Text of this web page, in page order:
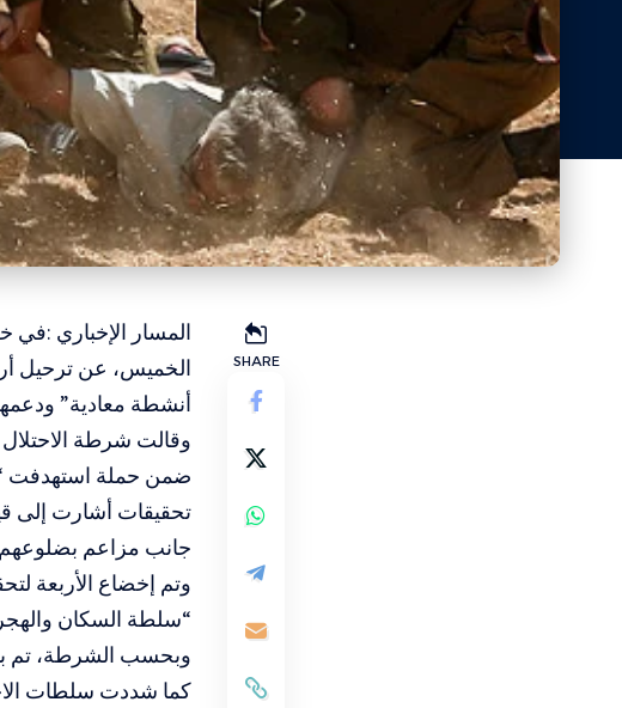
SHARE
المسار الإخباري :في
الخميس، عن ترحيل
أنشطة معادية”
وقالت شرطة
ضمن حملة استهدفت
تحقيقات أشارت إلى
جانب مزاعم بضلوعهم
وتم إخضاع الأربعة
“سلطة السكان
وبحسب الشرطة، تم
كما شددت سلطات